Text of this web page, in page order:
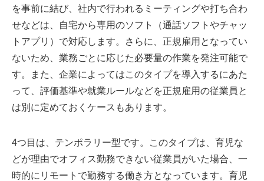
を事前に結び、社内で行われるミーティングや打ち合わ
せなどは、自宅から専用のソフト（通話ソフトやチャッ
トアプリ）で対応します。さらに、正規雇用となってい
ないため、業務ごとに応じた必要量の作業を発注可能で
す。また、企業によってはこのタイプを導入するにあた
って、評価基準や就業ルールなどを正規雇用の従業員と
は別に定めておくケースもあります。
4つ目は、テンポラリー型です。このタイプは、育児な
どが理由でオフィス勤務できない従業員がいた場合、一
時的にリモートで勤務する働き方となっています。育児